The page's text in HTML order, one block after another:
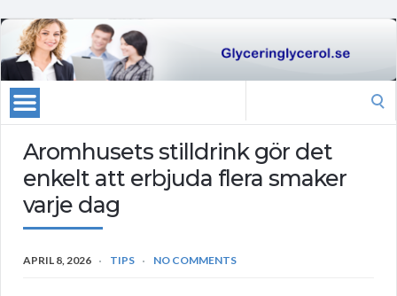
Aromhusets stilldrink gör det
enkelt att erbjuda flera smaker
varje dag
APRIL 8, 2026 TIPS NO COMMENTS